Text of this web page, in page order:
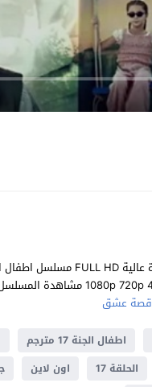
قصة عشق
اطفال الجنة 17 مترجم
الحلقة 17 اون لاين